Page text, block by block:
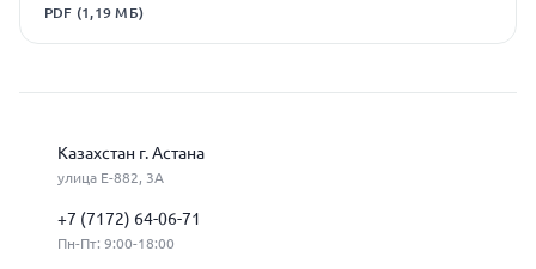
PDF (1,19 МБ)
Казахстан г. Астана
улица Е-882, 3А
+7 (7172) 64-06-71
Пн-Пт: 9:00-18:00